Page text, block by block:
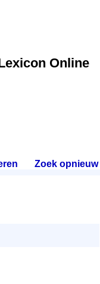
Online
Zoek opnieuw.